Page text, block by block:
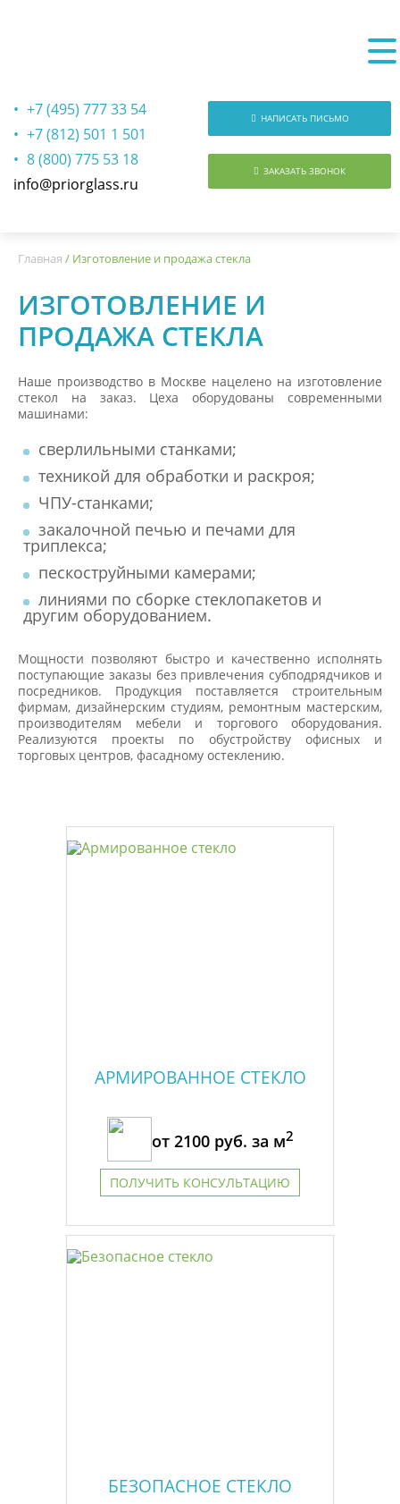
+7 (495) 777 33 54
+7 (812) 501 1 501
8 (800) 775 53 18
info@priorglass.ru
НАПИСАТЬ ПИСЬМО
ЗАКАЗАТЬ ЗВОНОК
Главная / Изготовление и продажа стекла
ИЗГОТОВЛЕНИЕ И
ПРОДАЖА СТЕКЛА
Наше производство в Москве нацелено на изготовление
стекол на заказ. Цеха оборудованы современными
машинами:
сверлильными станками;
техникой для обработки и раскроя;
ЧПУ-станками;
закалочной печью и печами для
триплекса;
пескоструйными камерами;
линиями по сборке стеклопакетов и
другим оборудованием.
Мощности позволяют быстро и качественно исполнять
поступающие заказы без привлечения субподрядчиков и
посредников. Продукция поставляется строительным
фирмам, дизайнерским студиям, ремонтным мастерским,
производителям мебели и торгового оборудования.
Реализуются проекты по обустройству офисных и
торговых центров, фасадному остеклению.
АРМИРОВАННОЕ СТЕКЛО
от 2100руб. за м2
ПОЛУЧИТЬ КОНСУЛЬТАЦИЮ
БЕЗОПАСНОЕ СТЕКЛО